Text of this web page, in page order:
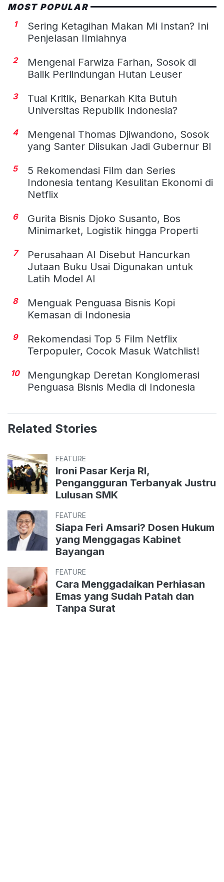
MOST POPULAR
1
Sering Ketagihan Makan Mi Instan? Ini
Penjelasan Ilmiahnya
2
Mengenal Farwiza Farhan, Sosok di
Balik Perlindungan Hutan Leuser
3
Tuai Kritik, Benarkah Kita Butuh
Universitas Republik Indonesia?
4
Mengenal Thomas Djiwandono, Sosok
yang Santer Diisukan Jadi Gubernur BI
5
5 Rekomendasi Film dan Series
Indonesia tentang Kesulitan Ekonomi di
Netflix
6
Gurita Bisnis Djoko Susanto, Bos
Minimarket, Logistik hingga Properti
7
Perusahaan AI Disebut Hancurkan
Jutaan Buku Usai Digunakan untuk
Latih Model AI
8
Menguak Penguasa Bisnis Kopi
Kemasan di Indonesia
9
Rekomendasi Top 5 Film Netflix
Terpopuler, Cocok Masuk Watchlist!
10
Mengungkap Deretan Konglomerasi
Penguasa Bisnis Media di Indonesia
Related Stories
FEATURE
Ironi Pasar Kerja RI,
Pengangguran Terbanyak Justru
Lulusan SMK
FEATURE
Siapa Feri Amsari? Dosen Hukum
yang Menggagas Kabinet
Bayangan
FEATURE
Cara Menggadaikan Perhiasan
Emas yang Sudah Patah dan
Tanpa Surat